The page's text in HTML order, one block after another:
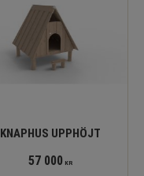
KNAPHUS UPPHÖJT
57 000KR